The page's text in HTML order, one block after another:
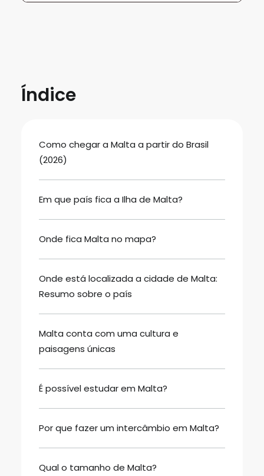
Índice
Como chegar a Malta a partir do Brasil
(2026)
Em que país fica a Ilha de Malta?
Onde fica Malta no mapa?
Onde está localizada a cidade de Malta:
Resumo sobre o país
Malta conta com uma cultura e
paisagens únicas
É possível estudar em Malta?
Por que fazer um intercâmbio em Malta?
Qual o tamanho de Malta?